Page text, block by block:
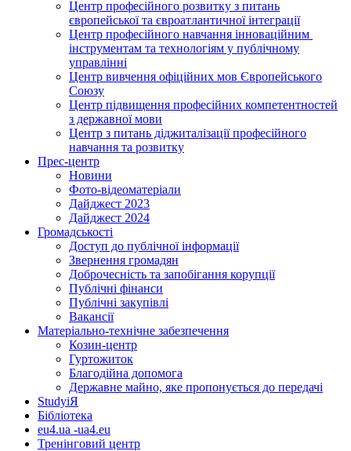
Центр професійного розвитку з питань
європейської та євроатлантичної інтеграції
Центр професійного навчання інноваційним
інструментам та технологіям у публічному
управлінні
Центр вивчення офіційних мов Європейського
Союзу
Центр підвищення професійних компетентностей
з державної мови
Центр з питань діджиталізації професійного
навчання та розвитку
Прес-центр
Новини
Фото-відеоматеріали
Дайджест 2023
Дайджест 2024
Громадськості
Доступ до публічної інформації
Звернення громадян
Доброчесність та запобігання корупції
Публічні фінанси
Публічні закупівлі
Вакансії
Матеріально-технічне забезпечення
Козин-центр
Гуртожиток
Благодійна допомога
Державне майно, яке пропонується до передачі
StudyіЯ
Бібліотека
eu4.ua -ua4.eu
Тренінговий центр